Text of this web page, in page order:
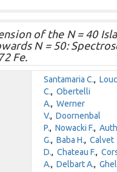
of the N = 40
N = 50:
Fe.
Santamaria C.,
C.,Obertelli
A.,Werner
V.,Doornenbal
P.,Nowacki F.,
G.,Baba H.,Calvet
D.,Chateau F.,
A.,Delbart A.,